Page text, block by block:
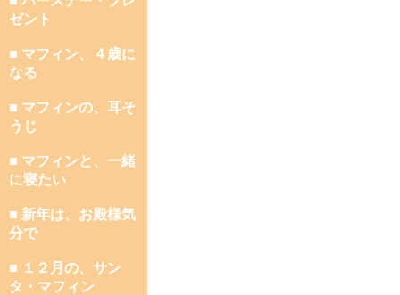
ゼント
■ マフィン、４歳に
なる
■ マフィンの、耳そ
うじ
■ マフィンと、一緒
に寝たい
■ 新年は、お殿様気
分で
■ １２月の、サン
タ・マフィン